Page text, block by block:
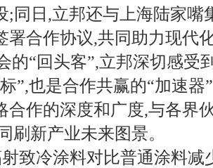
;同日,立邦还与上海陆家嘴
署合作协议,共同助力现代
的“回头客”,立邦深切感受
”,也是合作共赢的“加速器
合作的深度和广度,与各界
刷新产业未来图景。
致冷涂料对比普通涂料减